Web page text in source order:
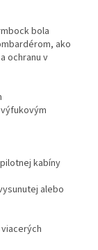
bola
ako
ochranu v
kabíny
alebo